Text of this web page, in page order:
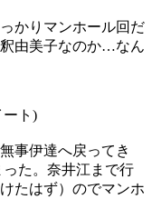
かりマンホール回だ
由美子なのか…なん
ート)
事伊達へ戻ってき
た。奈井江まで行
たはず）のでマンホ